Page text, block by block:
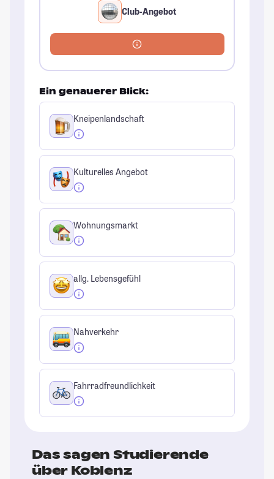
Club-Angebot
Ein genauerer Blick:
Kneipenlandschaft
Kulturelles Angebot
Wohnungsmarkt
allg. Lebensgefühl
Nahverkehr
Fahrradfreundlichkeit
Das sagen Studierende
über Koblenz